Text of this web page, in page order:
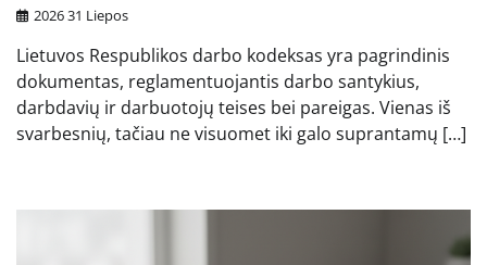
2026 31 Liepos
Lietuvos Respublikos darbo kodeksas yra pagrindinis
dokumentas, reglamentuojantis darbo santykius,
darbdavių ir darbuotojų teises bei pareigas. Vienas iš
svarbesnių, tačiau ne visuomet iki galo suprantamų […]